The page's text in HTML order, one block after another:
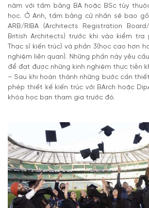
năm với tấm bằng BA hoặc BSc tùy
học. Ở Anh, tấm bằng cử nhân sẽ bao
ARB/RIBA (Architects Registration
British Architects) trước khi vào kiểm tra
Thạc sĩ kiến trúc) và phần 3(học cao hơn
nghiệm liên quan). Những phần này yêu
để đạt được những kinh nghiệm thực tiễn
– Sau khi hoàn thành những bước cần
phép thiết kế kiến trúc với BArch hoặc
khóa học bạn tham gia trước đó.